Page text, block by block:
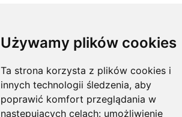
Używamy plików cookies
Ta strona korzysta z plików cookies i
innych technologii śledzenia, aby
poprawić komfort przeglądania w
następujących celach: umożliwienie